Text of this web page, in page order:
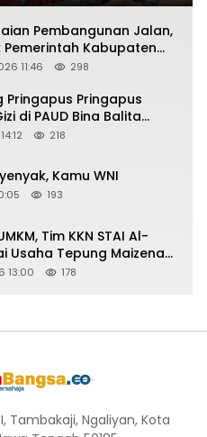
Pembangunan Jalan,
Pemerintah Kabupaten
Warganet
11:46 298
Pringapus Pringapus
di PAUD Bina Balita
Nasional 2026
218
Kamu WNI
193
Tim KKN STAI Al-
Usaha Tepung Maizena
13:00 178
Tambakaji, Ngaliyan, Kota